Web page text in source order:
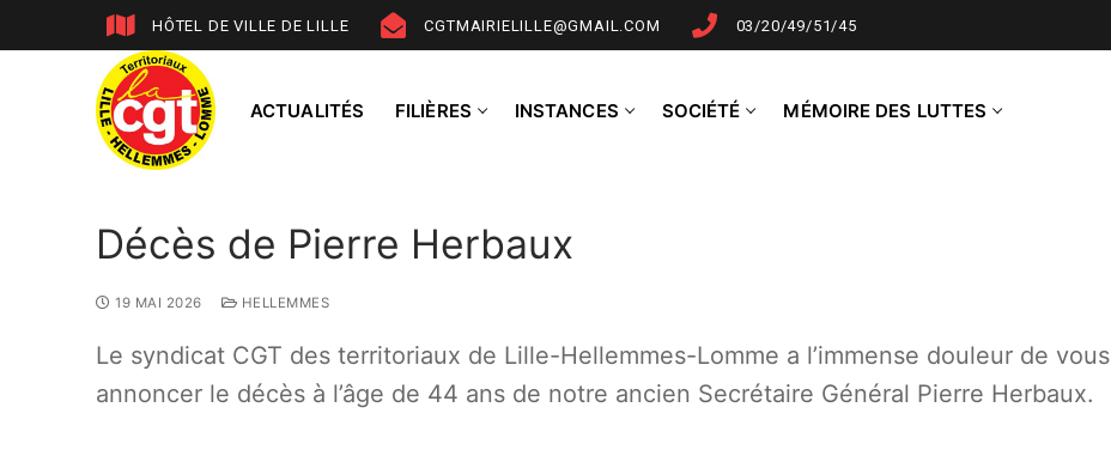
HÔTEL DE VILLE DE LILLE CGTMAIRIELILLE@GMAIL.COM 03/20/49/51/45
ACTUALITÉS FILIÈRES INSTANCES SOCIÉTÉ MÉMOIRE DES LUTTES
Décès de Pierre Herbaux
19 MAI 2026 HELLEMMES
Le syndicat CGT des territoriaux de Lille-Hellemmes-Lomme a l’immense douleur de vous
annoncer le décès à l’âge de 44 ans de notre ancien Secrétaire Général Pierre Herbaux.